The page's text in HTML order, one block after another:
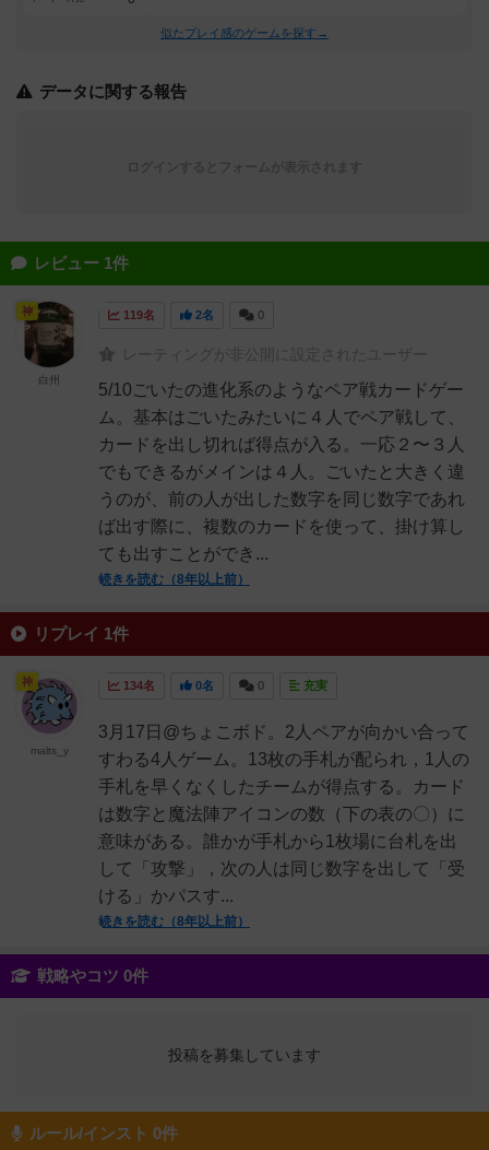
似たプレイ感のゲームを探す→
データに関する報告
レビュー 1件
119名 2名 0
レーティングが非公開に設定されたユーザー
5/10ごいたの進化系のようなペア戦カードゲー
ム。基本はごいたみたいに４人でペア戦して、
カードを出し切れば得点が入る。一応２〜３人
でもできるがメインは４人。ごいたと大きく違
うのが、前の人が出した数字を同じ数字であれ
ば出す際に、複数のカードを使って、掛け算し
ても出すことができ...
続きを読む（8年以上前）
神
白州
リプレイ 1件
134名 0名 0 充実
3月17日@ちょこボド。2人ペアが向かい合って
すわる4人ゲーム。13枚の手札が配られ，1人の
手札を早くなくしたチームが得点する。カード
は数字と魔法陣アイコンの数（下の表の〇）に
意味がある。誰かが手札から1枚場に台札を出
して「攻撃」，次の人は同じ数字を出して「受
ける」かパスす...
続きを読む（8年以上前）
神
malts_y
戦略やコツ 0件
投稿を募集しています
ルール/インスト 0件